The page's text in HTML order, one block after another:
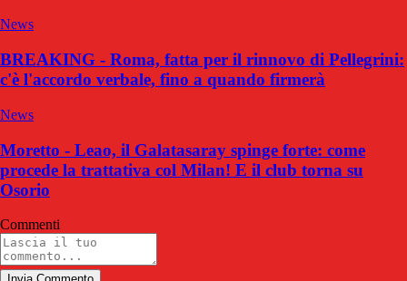
News
BREAKING - Roma, fatta per il rinnovo di Pellegrini:
c'è l'accordo verbale, fino a quando firmerà
News
Moretto - Leao, il Galatasaray spinge forte: come
procede la trattativa col Milan! E il club torna su
Osorio
Commenti